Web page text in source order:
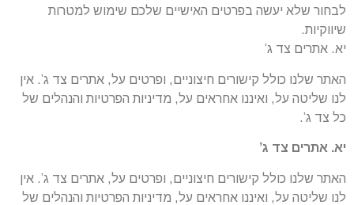
לבחור שלא יעשה בפרטים האישיים שלכם שימוש למטרות
שיווקיות.
יא. אתרים צד ג’
האתר שלנו כולל קישורים חיצוניים, ופרטים על, אתרים צד ג’. אין
לנו שליטה על, ואיננו אחראים על, מדיניות הפרטיות והנהלים של
כל צד ג’.
יא. אתרים צד ג’
האתר שלנו כולל קישורים חיצוניים, ופרטים על, אתרים צד ג’. אין
לנו שליטה על, ואיננו אחראים על, מדיניות הפרטיות והנהלים של